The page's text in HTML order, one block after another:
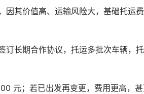
因其价值高、运输风险大，基础托运
订长期合作协议，托运多批次车辆，
元；若已出发再变更，费用更高，